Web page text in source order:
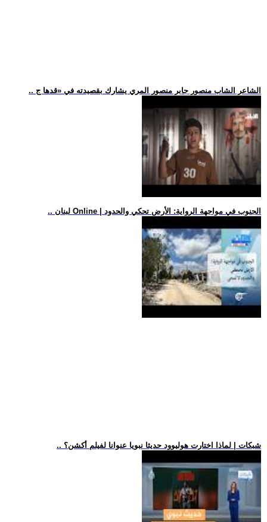
.. الشاعر الشاب منصور جابر منصور المري يشارك بقصيدته في «قدها ج
.. لبنان Online | الجنوب في مواجهة الرواية: الأرض تحكي والحدود
.. شبكات | لماذا اختارت هوليوود حديثا نبويا عنوانا لفيلم أكشن؟